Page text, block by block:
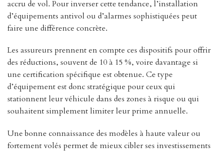
accru de vol. Pour inverser cette tendance, l’installation
d’équipements antivol ou d’alarmes sophistiquées peut
faire une différence concrète.
Les assureurs prennent en compte ces dispositifs pour offrir
des réductions, souvent de 10 à 15 %, voire davantage si
une certification spécifique est obtenue. Ce type
d’équipement est donc stratégique pour ceux qui
stationnent leur véhicule dans des zones à risque ou qui
souhaitent simplement limiter leur prime annuelle.
Une bonne connaissance des modèles à haute valeur ou
fortement volés permet de mieux cibler ses investissements